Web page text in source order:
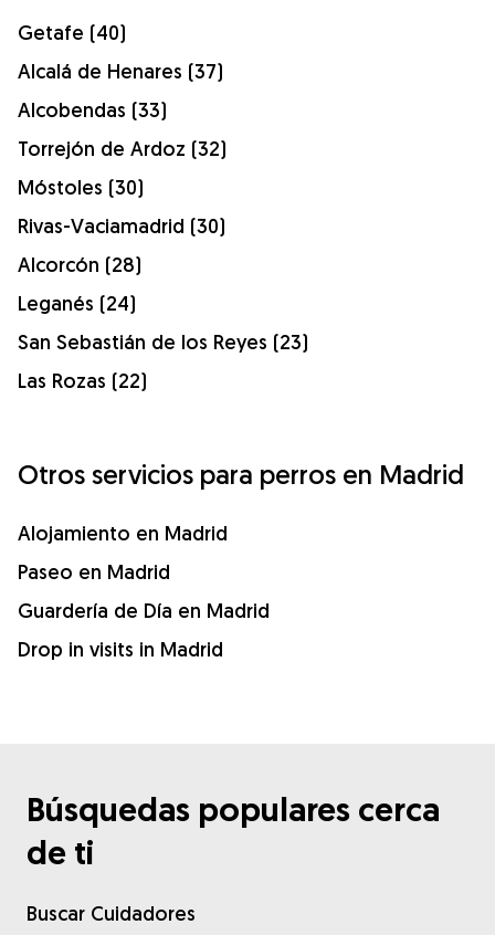
Getafe (40)
Alcalá de Henares (37)
Alcobendas (33)
Torrejón de Ardoz (32)
Móstoles (30)
Rivas-Vaciamadrid (30)
Alcorcón (28)
Leganés (24)
San Sebastián de los Reyes (23)
Las Rozas (22)
Otros servicios para perros en Madrid
Alojamiento en Madrid
Paseo en Madrid
Guardería de Día en Madrid
Drop in visits in Madrid
Búsquedas populares cerca
de ti
Buscar Cuidadores